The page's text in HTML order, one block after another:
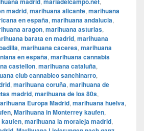
madrid, marihuana alicante, marihuana
en españa, marihuana andalucia,
aragon, marihuana asturias,
barata en madrid, marihuana
, marihuana caceres, marihuana
en españa, marihuana cannabis
castellon, marihuana cataluña,
club cannabico sanchinarro,
, marihuana coruña, marihuana de
madrid, marihuana de los 80s,
Europa Madrid, marihuana huelva,
, Marihuana in Monterrey kaufen,
, marihuana la moraleja madrid,